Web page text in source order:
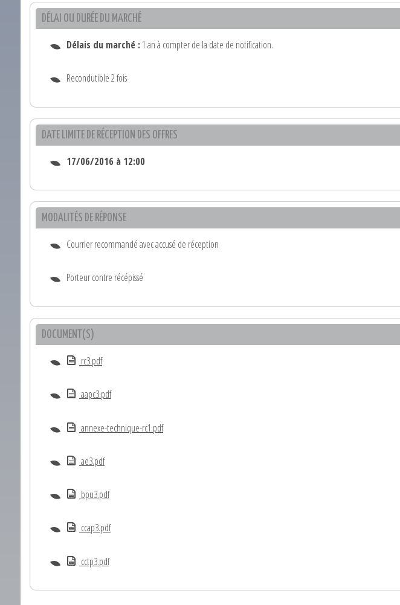
DÉLAI OU DURÉE DU MARCHÉ
Délais du marché : 1 an à compter de la date de notification.
Recondutible 2 fois
DATE LIMITE DE RÉCEPTION DES OFFRES
17/06/2016 à 12:00
MODALITÉS DE RÉPONSE
Courrier recommandé avec accusé de réception
Porteur contre récépissé
DOCUMENT(S)
rc3.pdf
aapc3.pdf
annexe-technique-rc1.pdf
ae3.pdf
bpu3.pdf
ccap3.pdf
cctp3.pdf